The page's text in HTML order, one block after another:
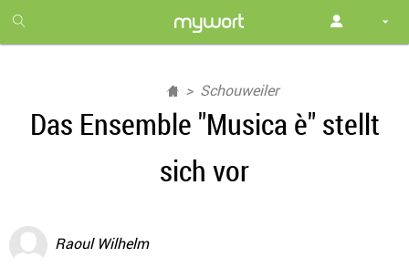
month
free
Schouweiler
Das Ensemble "Musica è" stellt
sich vor
Raoul Wilhelm